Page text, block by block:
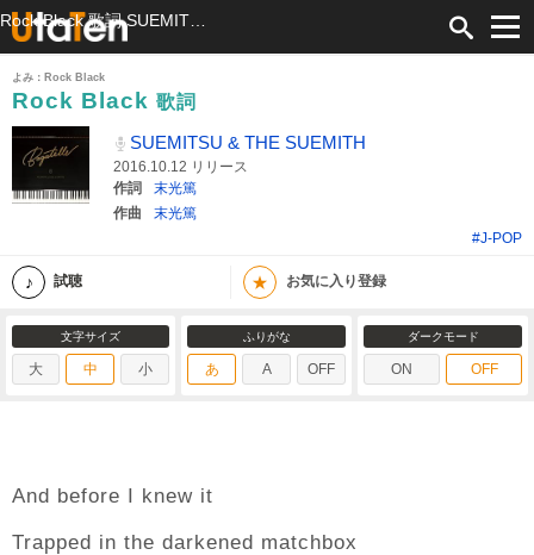
よみ：Rock Black
Rock Black 歌詞
SUEMITSU & THE SUEMITH
2016.10.12 リリース
作詞
末光篤
作曲
末光篤
#J-POP
試聴 ★ お気に入り登録
文字サイズ
大 中 小
ふりがな
あ A OFF
ダークモード
ON OFF
And before I knew it
Trapped in the darkened matchbox